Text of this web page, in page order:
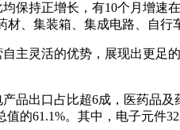
保持正增长，有10个月增
、集装箱、集成电路、自行
主灵活的优势，展现出更足
品出口占比超6成，医药品
的61.1%。其中，电子元件